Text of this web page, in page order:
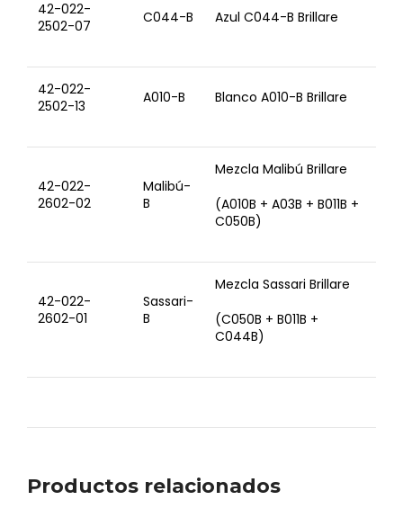
42-022-
2502-07
C044-B Azul C044-B Brillare
42-022-
2502-13
A010-B Blanco A010-B Brillare
42-022-
2602-02
Malibú-
B
Mezcla Malibú Brillare
(A010B + A03B + B011B +
C050B)
42-022-
2602-01
Sassari-
B
Mezcla Sassari Brillare
(C050B + B011B +
C044B)
Productos relacionados